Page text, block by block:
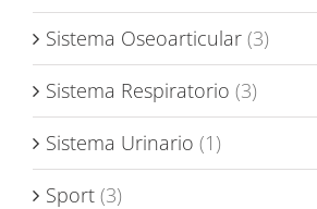
Sistema Oseoarticular (3)
Sistema Respiratorio (3)
Sistema Urinario (1)
Sport (3)